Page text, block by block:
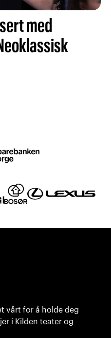
med
vårt for å holde deg
i Kilden teater og